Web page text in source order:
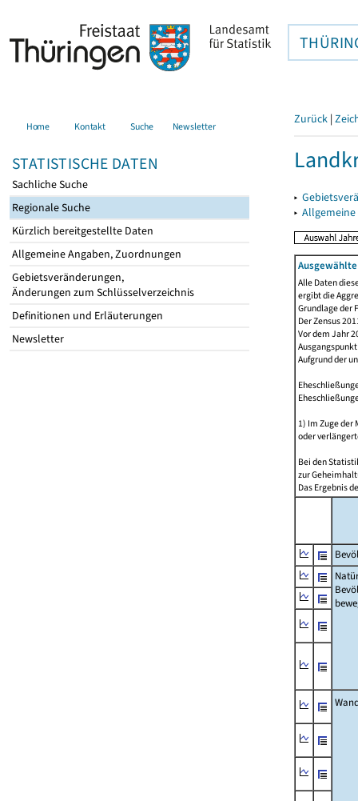
Home Kontakt Suche Newsletter
STATISTISCHE DATEN
Sachliche Suche
Regionale Suche
Kürzlich bereitgestellte Daten
Allgemeine Angaben, Zuordnungen
Gebietsveränderungen,
Änderungen zum Schlüsselverzeichnis
Definitionen und Erläuterungen
Newsletter
Zurück |
▸
▸
Alle Daten
ergibt die
Grundlage der
Der Zensus
Vor dem Jahr
Aufgrund der
1) Im Zuge
oder
Bei den
zur
Das Ergebnis